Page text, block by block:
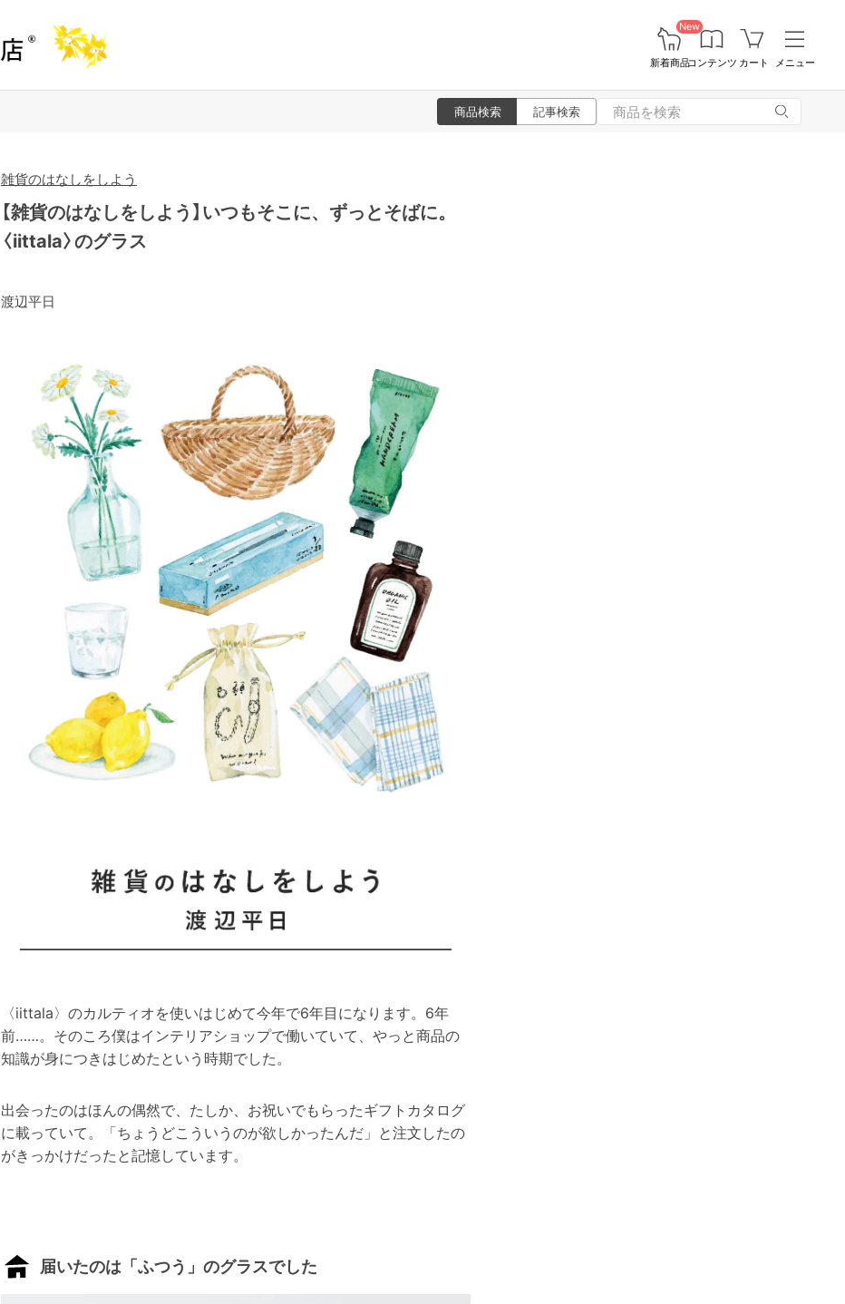
New
新着商品コンテンツ カート メニュー
商品検索 記事検索
雑貨のはなしをしよう
【雑貨のはなしをしよう】いつもそこに、ずっとそばに。
〈iittala〉のグラス
渡辺平日
〈iittala〉のカルティオを使いはじめて今年で6年目になります。6年
前……。そのころ僕はインテリアショップで働いていて、やっと商品の
知識が身につきはじめたという時期でした。
出会ったのはほんの偶然で、たしか、お祝いでもらったギフトカタログ
に載っていて。「ちょうどこういうのが欲しかったんだ」と注文したの
がきっかけだったと記憶しています。
届いたのは「ふつう」のグラスでした